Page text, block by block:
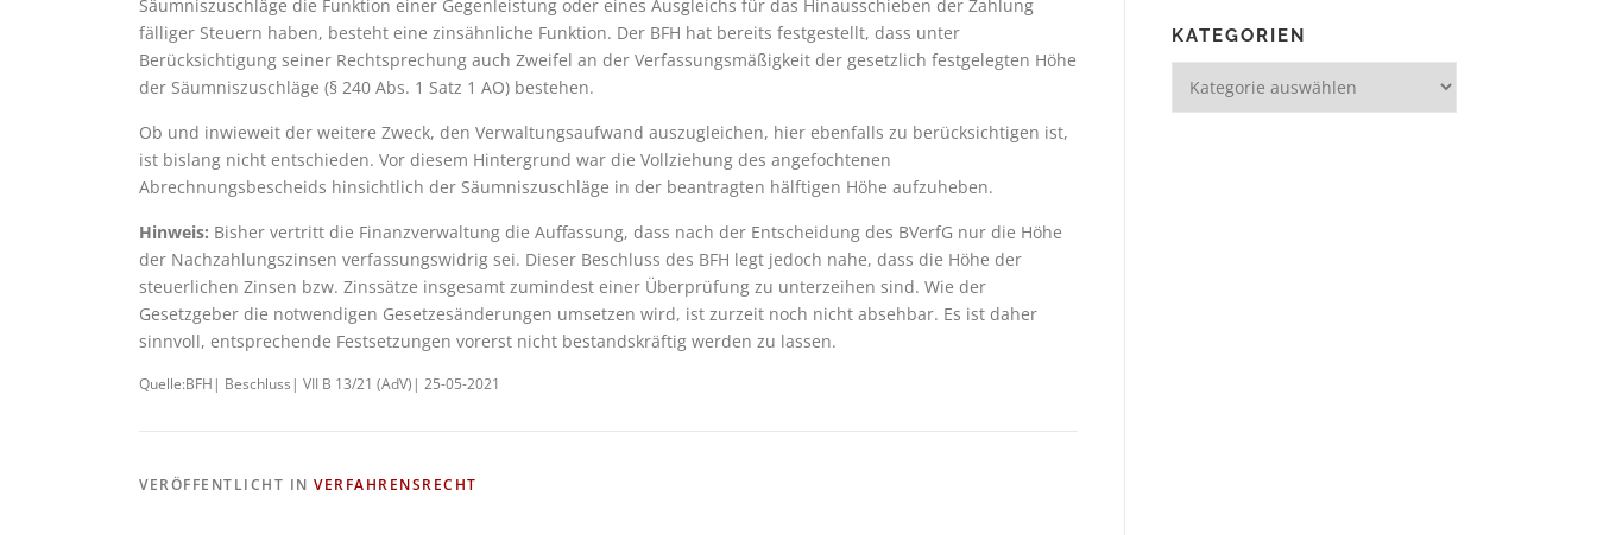
Säumniszuschläge die Funktion einer Gegenleistung oder eines Ausgleichs für das Hinausschieben der Zahlung
fälliger Steuern haben, besteht eine zinsähnliche Funktion. Der BFH hat bereits festgestellt, dass unter
Berücksichtigung seiner Rechtsprechung auch Zweifel an der Verfassungsmäßigkeit der gesetzlich festgelegten Höhe
der Säumniszuschläge (§ 240 Abs. 1 Satz 1 AO) bestehen.
Ob und inwieweit der weitere Zweck, den Verwaltungsaufwand auszugleichen, hier ebenfalls zu berücksichtigen ist,
ist bislang nicht entschieden. Vor diesem Hintergrund war die Vollziehung des angefochtenen
Abrechnungsbescheids hinsichtlich der Säumniszuschläge in der beantragten hälftigen Höhe aufzuheben.
Hinweis: Bisher vertritt die Finanzverwaltung die Auffassung, dass nach der Entscheidung des BVerfG nur die Höhe
der Nachzahlungszinsen verfassungswidrig sei. Dieser Beschluss des BFH legt jedoch nahe, dass die Höhe der
steuerlichen Zinsen bzw. Zinssätze insgesamt zumindest einer Überprüfung zu unterzeihen sind. Wie der
Gesetzgeber die notwendigen Gesetzesänderungen umsetzen wird, ist zurzeit noch nicht absehbar. Es ist daher
sinnvoll, entsprechende Festsetzungen vorerst nicht bestandskräftig werden zu lassen.
Quelle:BFH| Beschluss| VII B 13/21 (AdV)| 25-05-2021
VERÖFFENTLICHT IN VERFAHRENSRECHT
KATEGORIEN